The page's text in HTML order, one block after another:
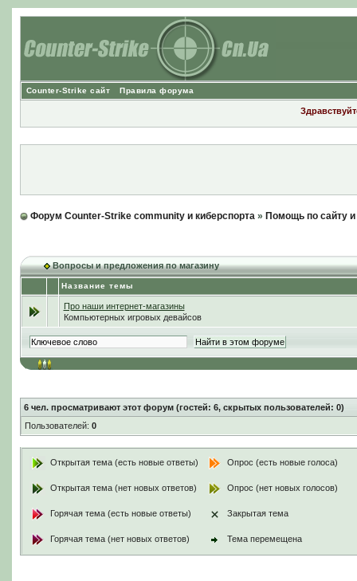
Counter-Strike сайт Правила форума
Форум Counter-Strike community и киберспорта» Помощь по сайту
Вопросы и предложения по магазину
Название темы
Про наши интернет-магазины
Компьютерных игровых девайсов
6чел. просматривают этот форум (гостей: 6, скрытых пользователей: 0)
Пользователей: 0
Открытая тема (есть новые ответы)
Открытая тема (нет новых ответов)
Горячая тема (есть новые ответы)
Горячая тема (нет новых ответов)
Опрос (есть новые голоса)
Опрос (нет новых голосов)
Закрытая тема
Тема перемещена